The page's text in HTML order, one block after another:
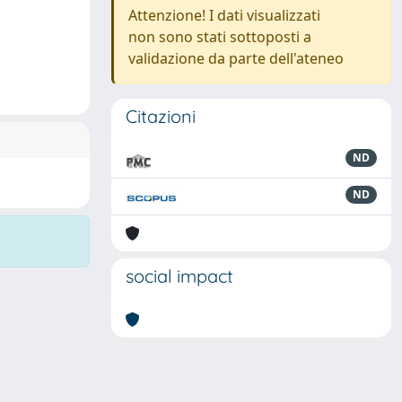
Attenzione! I dati visualizzati
non sono stati sottoposti a
validazione da parte dell'ateneo
Citazioni
ND
ND
social impact